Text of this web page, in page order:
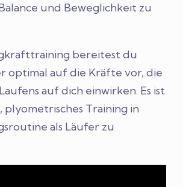
und Beweglichkeit zu
bereitest du
optimal auf die Kräfte vor, die
auf dich einwirken. Es ist
plyometrisches Training in
als Läufer zu